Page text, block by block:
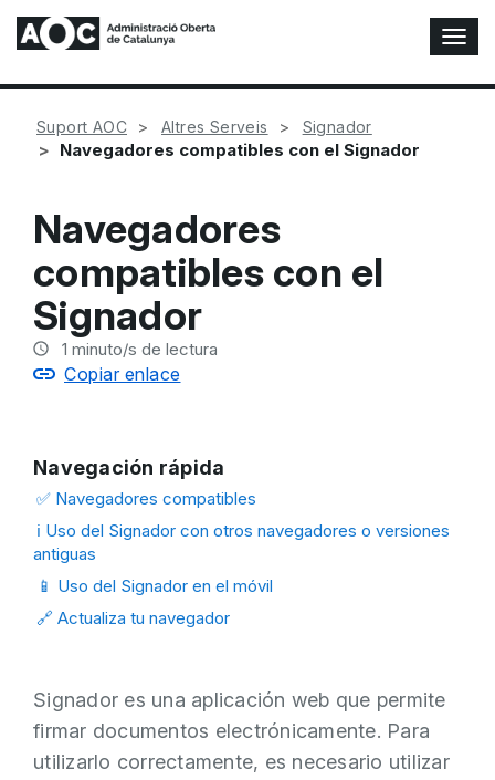
A
l
t
Suport AOC Altres Serveis Signador
Navegadores compatibles con el Signador
Navegadores
compatibles con el
Signador
1 minuto/s de lectura
Copiar enlace
Signador es una aplicación web que permite
firmar documentos electrónicamente. Para
utilizarlo correctamente, es necesario utilizar
Navegación rápida
✅ Navegadores compatibles
ℹ️ Uso del Signador con otros navegadores o versiones
antiguas
📱 Uso del Signador en el móvil
🔗 Actualiza tu navegador